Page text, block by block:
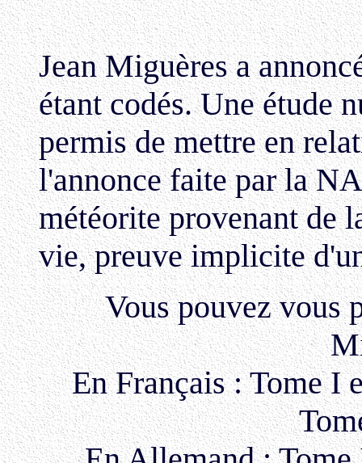
Jean Miguères a
étant codés. Une étude
permis de mettre en
l'annonce faite par la
météorite provenant de
vie, preuve implicite
Vous pouvez vous
En Français : Tome I